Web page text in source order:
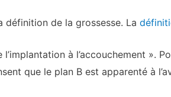
définition de la grossesse. La
à l’accouchement ».
que le plan B est apparenté à